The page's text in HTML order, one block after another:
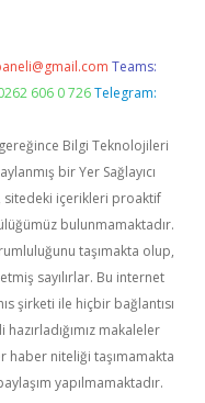
Teams:
606 0 726 Telegram:
gereğince Bilgi Teknolojileri
bir Yer Sağlayıcı
sitedeki içerikleri proaktif
bulunmamaktadır.
taşımakta olup,
sayılırlar. Bu internet
şirketi ile hiçbir bağlantısı
makaleler
haber niteliği taşımamakta
yapılmamaktadır.